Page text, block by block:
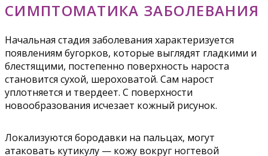
СИМПТОМАТИКА ЗАБОЛЕВАНИЯ
Начальная стадия заболевания характеризуется
появлениям бугорков, которые выглядят гладкими и
блестящими, постепенно поверхность нароста
становится сухой, шероховатой. Сам нарост
уплотняется и твердеет. С поверхности
новообразования исчезает кожный рисунок.
Локализуются бородавки на пальцах, могут
атаковать кутикулу — кожу вокруг ногтевой